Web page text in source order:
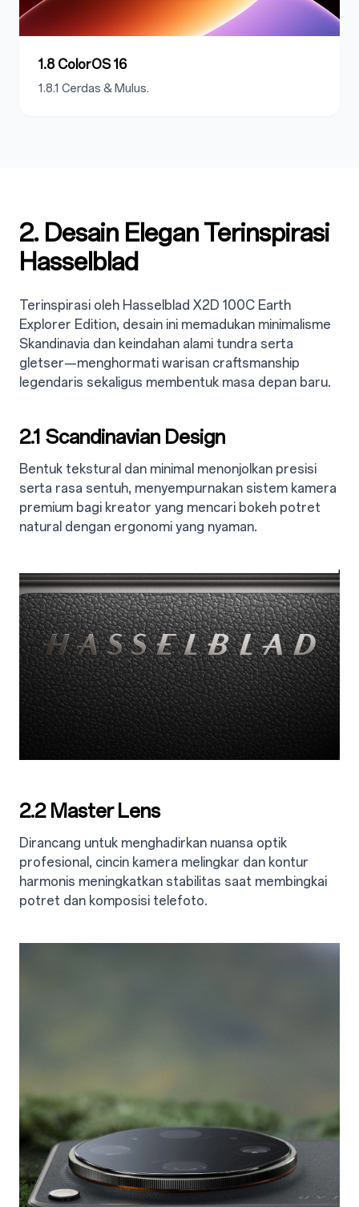
1.8 ColorOS 16
1.8.1 Cerdas & Mulus.
2. Desain Elegan Terinspirasi
Hasselblad
Terinspirasi oleh Hasselblad X2D 100C Earth
Explorer Edition, desain ini memadukan minimalisme
Skandinavia dan keindahan alami tundra serta
gletser—menghormati warisan craftsmanship
legendaris sekaligus membentuk masa depan baru.
2.1 Scandinavian Design
Bentuk tekstural dan minimal menonjolkan presisi
serta rasa sentuh, menyempurnakan sistem kamera
premium bagi kreator yang mencari bokeh potret
natural dengan ergonomi yang nyaman.
2.2 Master Lens
Dirancang untuk menghadirkan nuansa optik
profesional, cincin kamera melingkar dan kontur
harmonis meningkatkan stabilitas saat membingkai
potret dan komposisi telefoto.